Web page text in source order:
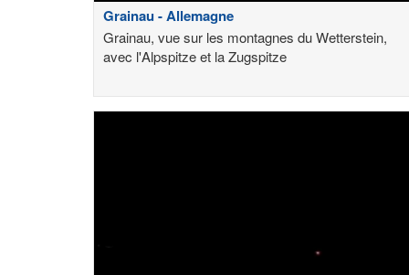
Grainau - Allemagne
Grainau, vue sur les montagnes du Wetterstein,
avec l'Alpspitze et la Zugspitze